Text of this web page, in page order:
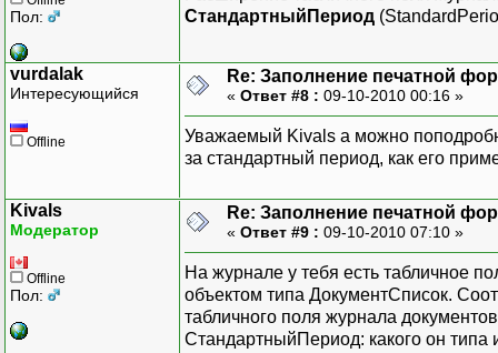
Пол:
СтандартныйПериод
vurdalak
Интересующийся
Offline
Re: Заполнение печатной
« Ответ #8 : 09-10-2010 00:16 »
Уважаемый Kivals а можно
за стандартный период, как его
Kivals
Модератор
Offline
Пол:
Re: Заполнение печатной
« Ответ #9 : 09-10-2010 07:10 »
На журнале у тебя есть табличное
объектом типа ДокументСписок.
табличного поля журнала
СтандартныйПериод: какого он типа